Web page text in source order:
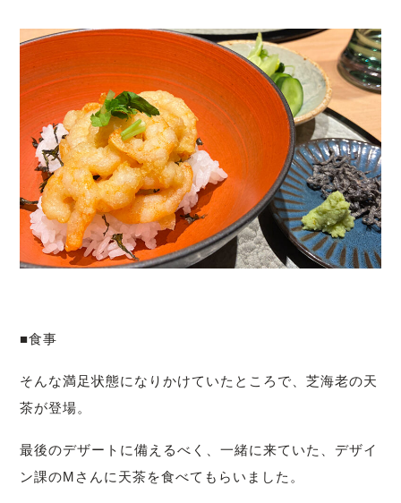
■食事
そんな満足状態になりかけていたところで、芝海老の天
茶が登場。
最後のデザートに備えるべく、一緒に来ていた、デザイ
ン課のMさんに天茶を食べてもらいました。